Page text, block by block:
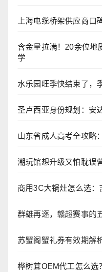
上海电缆桥架供应商口
含金量拉满！20余位地
学
水乐园旺季快结束了，
圣卢西亚身份规划：安
山东省成人高考全攻略
潮玩馆想升级又怕耽误
商用3C大锅灶怎么选
群雄再逐，赣超赛事的
苏蟹阁蟹礼券有效期解
桦树茸OEM代工怎么选